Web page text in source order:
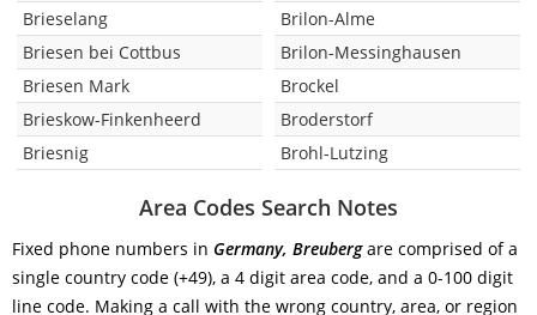
Brieselang
Briesen bei Cottbus
Briesen Mark
Brieskow-Finkenheerd
Briesnig
Brilon-Alme
Brilon-Messinghausen
Brockel
Broderstorf
Brohl-Lutzing
Area Codes Search Notes
Fixed phone numbers in Germany, Breubergare comprised of a
single country code (+49), a 4 digit area code, and a 0-100 digit
line code. Making a call with the wrong country, area, or region